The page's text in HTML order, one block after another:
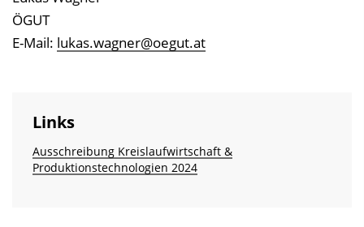
ÖGUT
E-Mail: lukas.wagner@oegut.at
Links
Ausschreibung Kreislaufwirtschaft &
Produktionstechnologien 2024